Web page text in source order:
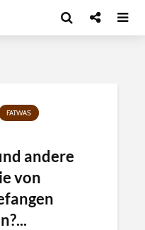
FATWAS
andere
von